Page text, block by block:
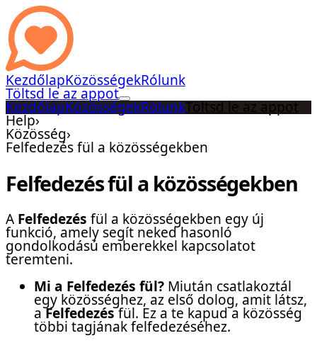
KezdőlapKözösségekRólunk
Töltsd le az appot
KezdőlapKözösségekRólunkTöltsd le az appot
Help›
Közösség›
Felfedezés fül a közösségekben
Felfedezés fül a közösségekben
A Felfedezés fül a közösségekben egy új
funkció, amely segít neked hasonló
gondolkodású emberekkel kapcsolatot
teremteni.
Mi a Felfedezés fül? Miután csatlakoztál
egy közösséghez, az első dolog, amit látsz,
aFelfedezésfül. Ez a te kapud a közösség
többi tagjának felfedezéséhez.